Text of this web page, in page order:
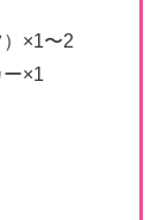
×1〜2
×1